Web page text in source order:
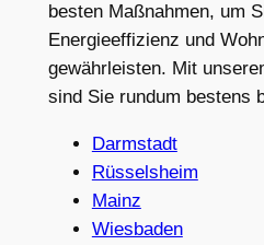
besten Maßnahmen, um
Energieeffizienz und
gewährleisten. Mit
sind Sie rundum bestens
Darmstadt
Rüsselsheim
Mainz
Wiesbaden